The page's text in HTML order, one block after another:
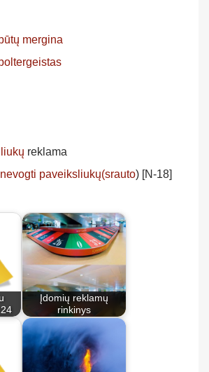
mergina
reklama
nevogti paveiksliukų(srauto) [N-18]
Įdomių reklamų
rinkinys